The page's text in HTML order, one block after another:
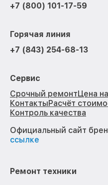
+7 (800) 101-17-59
Горячая линия
+7 (843) 254-68-13
Сервис
Срочный ремонтЦена
КонтактыРасчёт
Контроль качества
Официальный сайт
ссылке
Ремонт техники